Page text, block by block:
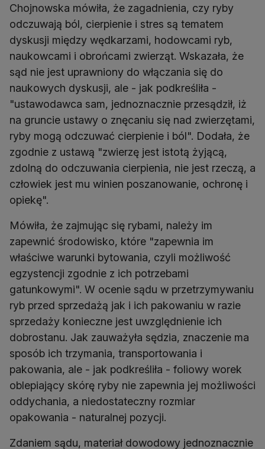
Chojnowska mówiła, że zagadnienia, czy ryby
odczuwają ból, cierpienie i stres są tematem
dyskusji między wędkarzami, hodowcami ryb,
naukowcami i obrońcami zwierząt. Wskazała, że
sąd nie jest uprawniony do włączania się do
naukowych dyskusji, ale - jak podkreśliła -
"ustawodawca sam, jednoznacznie przesądził, iż
na gruncie ustawy o znęcaniu się nad zwierzętami,
ryby mogą odczuwać cierpienie i ból". Dodała, że
zgodnie z ustawą "zwierzę jest istotą żyjącą,
zdolną do odczuwania cierpienia, nie jest rzeczą, a
człowiek jest mu winien poszanowanie, ochronę i
opiekę".
Mówiła, że zajmując się rybami, należy im
zapewnić środowisko, które "zapewnia im
właściwe warunki bytowania, czyli możliwość
egzystencji zgodnie z ich potrzebami
gatunkowymi". W ocenie sądu w przetrzymywaniu
ryb przed sprzedażą jak i ich pakowaniu w razie
sprzedaży konieczne jest uwzględnienie ich
dobrostanu. Jak zauważyła sędzia, znaczenie ma
sposób ich trzymania, transportowania i
pakowania, ale - jak podkreśliła - foliowy worek
oblepiający skórę ryby nie zapewnia jej możliwości
oddychania, a niedostateczny rozmiar
opakowania - naturalnej pozycji.
Zdaniem sądu, materiał dowodowy jednoznacznie